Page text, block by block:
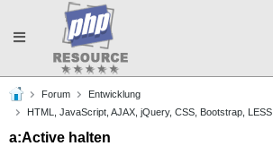
Toggle
navigation
Forum
Entwicklung
HTML, JavaScript, AJAX, jQuery, CSS, Bootstrap, LESS
a:Active halten